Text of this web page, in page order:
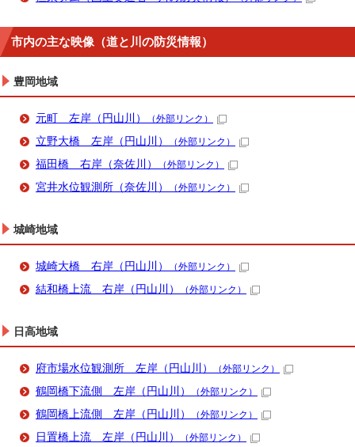
市内の主な映像（道と川の防災情報）
豊岡地域
元町 左岸（円山川） （外部リンク）
立野大橋 左岸（円山川） （外部リンク）
福田橋 右岸（奈佐川） （外部リンク）
宮井水位観測所（奈佐川） （外部リンク）
城崎地域
城崎大橋 右岸（円山川） （外部リンク）
結和橋上流 右岸（円山川） （外部リンク）
日高地域
府市場水位観測所 左岸（円山川） （外部リンク）
鶴岡橋下流側 左岸（円山川） （外部リンク）
鶴岡橋上流側 左岸（円山川） （外部リンク）
日置橋上流 左岸（円山川） （外部リンク）